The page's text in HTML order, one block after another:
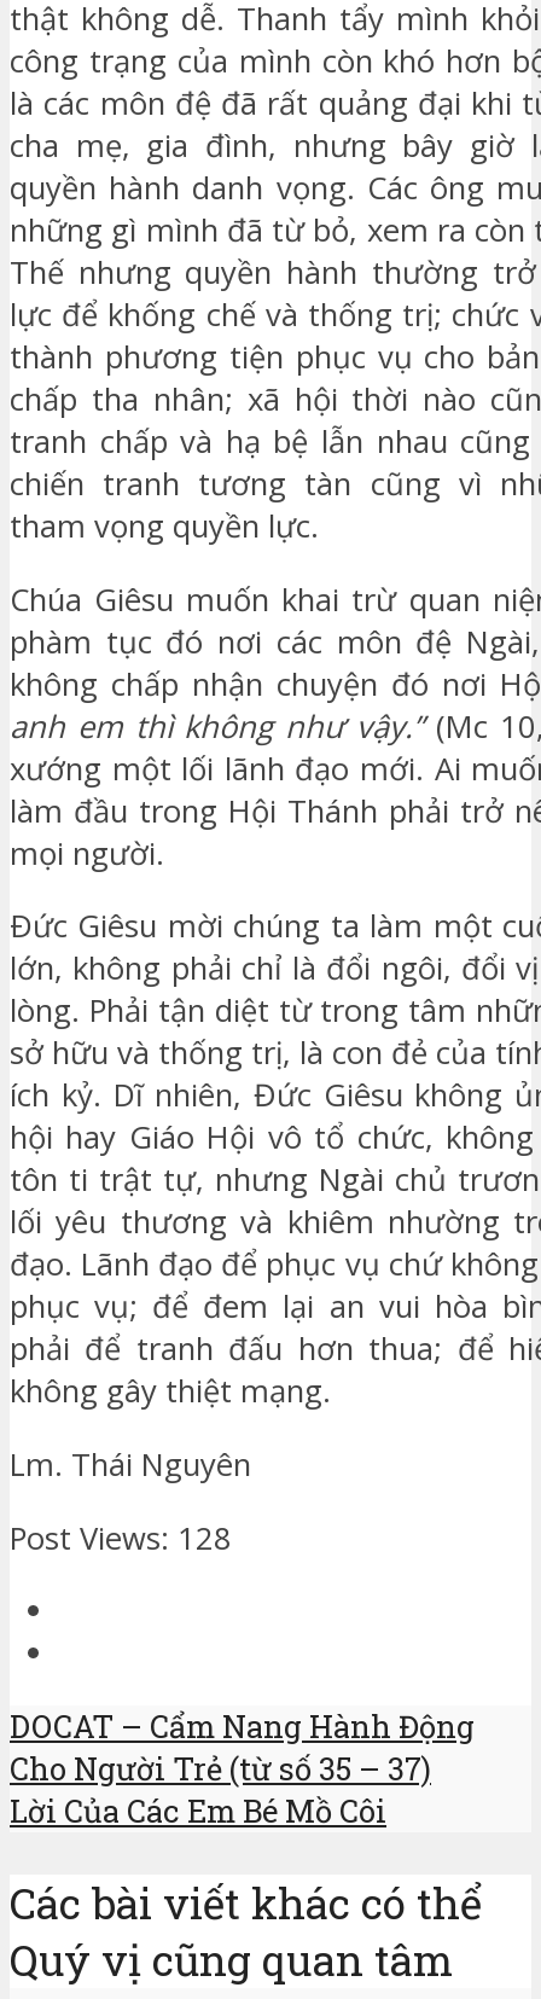
thật không dễ. Thanh tẩy mình
công trạng của mình còn khó hơn
là các môn đệ đã rất quảng đại khi
cha mẹ, gia đình, nhưng bây giờ
quyền hành danh vọng. Các ông
những gì mình đã từ bỏ, xem ra còn
Thế nhưng quyền hành thường
lực để khống chế và thống trị;
thành phương tiện phục vụ cho
chấp tha nhân; xã hội thời nào
tranh chấp và hạ bệ lẫn nhau
chiến tranh tương tàn cũng vì
tham vọng quyền lực.
Chúa Giêsu muốn khai trừ quan
phàm tục đó nơi các môn đệ
không chấp nhận chuyện đó nơi
anh em thì không như vậy.”(Mc
xướng một lối lãnh đạo mới. Ai
làm đầu trong Hội Thánh phải trở
mọi người.
Ðức Giêsu mời chúng ta làm một
lớn, không phải chỉ là đổi ngôi, đổi
lòng. Phải tận diệt từ trong tâm
sở hữu và thống trị, là con đẻ của
ích kỷ. Dĩ nhiên, Đức Giêsu không
hội hay Giáo Hội vô tổ chức,
tôn ti trật tự, nhưng Ngài chủ
lối yêu thương và khiêm nhường
đạo. Lãnh đạo để phục vụ chứ
phục vụ; để đem lại an vui hòa
phải để tranh đấu hơn thua; để
không gây thiệt mạng.
Lm. Thái Nguyên
Post Views: 128
DOCAT – Cẩm Nang Hành Động
Cho Người Trẻ (từ số 35 – 37)
Lời Của Các Em Bé Mồ Côi
Các bài viết khác có thể
Quý vị cũng quan tâm